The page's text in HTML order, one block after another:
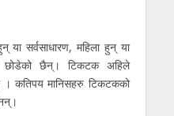
सर्वसाधारण, महिला हुन् या
छैन्। टिकटक अहिले
। कतिपय मानिसहरु टिकटकको